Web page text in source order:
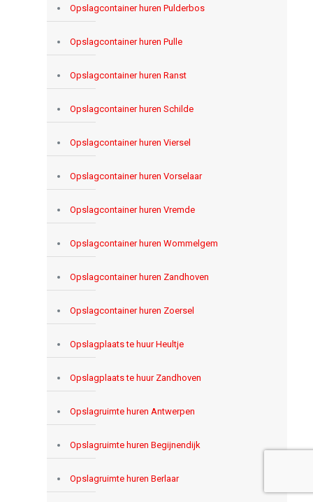
Opslagcontainer huren Pulderbos
Opslagcontainer huren Pulle
Opslagcontainer huren Ranst
Opslagcontainer huren Schilde
Opslagcontainer huren Viersel
Opslagcontainer huren Vorselaar
Opslagcontainer huren Vremde
Opslagcontainer huren Wommelgem
Opslagcontainer huren Zandhoven
Opslagcontainer huren Zoersel
Opslagplaats te huur Heultje
Opslagplaats te huur Zandhoven
Opslagruimte huren Antwerpen
Opslagruimte huren Begijnendijk
Opslagruimte huren Berlaar